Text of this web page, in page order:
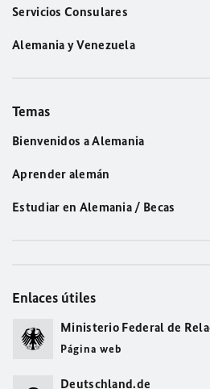
Servicios Consulares
Alemania y Venezuela
Temas
Bienvenidos a Alemania
Aprender alemán
Estudiar en Alemania / Becas
Enlaces útiles
Ministerio Federal de
Página web
Deutschland.de